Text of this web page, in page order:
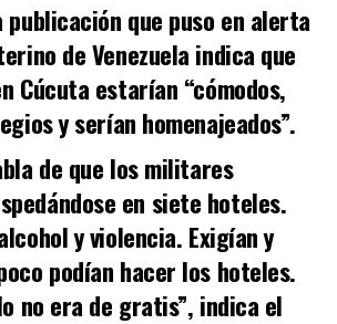
que puso en alerta
de Venezuela indica que
Cúcuta estarían “cómodos,
y serían homenajeados”.
de que los militares
en siete hoteles.
y violencia. Exigían y
podían hacer los hoteles.
no era de gratis”, indica el